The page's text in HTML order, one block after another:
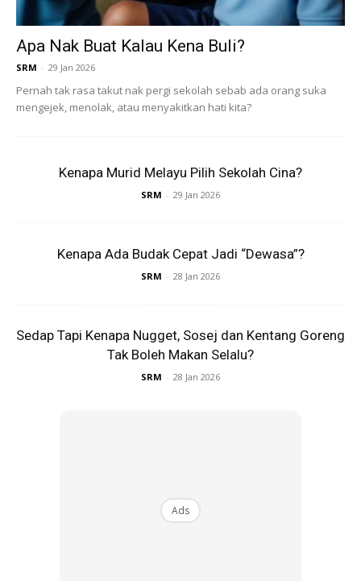
Puji dan Beri Ganjaran
Tetapkan Masa Kemas
tabiat.
Apa Nak Buat Kalau Kena Buli?
SRM - 29 Jan 2026
Pernah tak rasa takut nak pergi sekolah sebab ada orang suka
mengejek, menolak, atau menyakitkan hati kita?
Kenapa Murid Melayu Pilih Sekolah Cina?
SRM - 29 Jan 2026
Kenapa Ada Budak Cepat Jadi “Dewasa”?
SRM - 28 Jan 2026
Sedap Tapi Kenapa Nugget, Sosej dan Kentang Goreng
Tak Boleh Makan Selalu?
SRM - 28 Jan 2026
Ads